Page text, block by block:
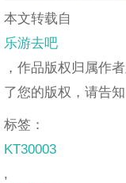
本文转载自
乐游去吧
，作品版权归属作
了您的版权，请告
标签：
KT30003
,